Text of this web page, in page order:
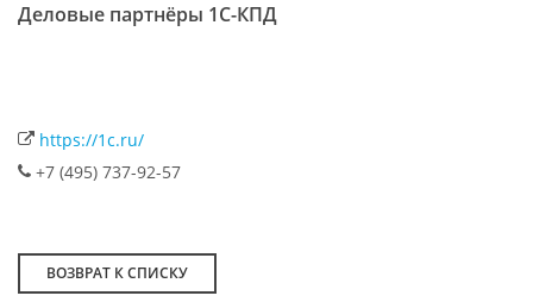
Деловые партнёры 1С-КПД
https://1c.ru/
+7 (495) 737-92-57
ВОЗВРАТ К СПИСКУ